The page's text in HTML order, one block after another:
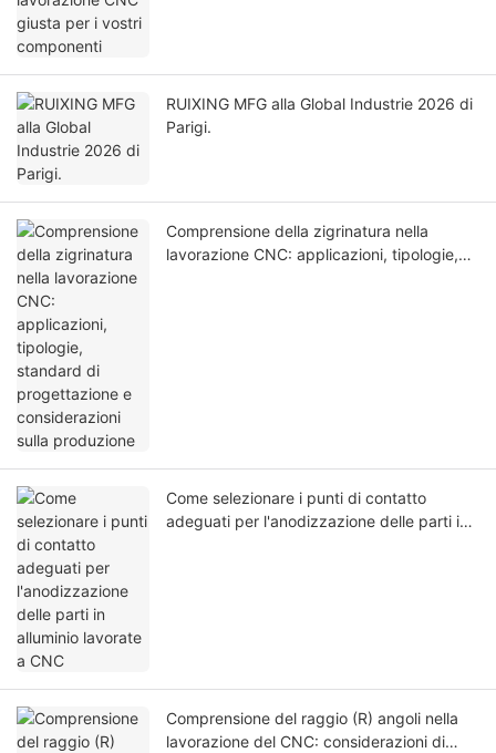
RUIXING MFG alla Global Industrie 2026 di
Parigi.
Comprensione della zigrinatura nella
lavorazione CNC: applicazioni, tipologie,
Come selezionare i punti di contatto
adeguati per l'anodizzazione delle parti in
Comprensione del raggio (R) angoli nella
lavorazione del CNC: considerazioni di